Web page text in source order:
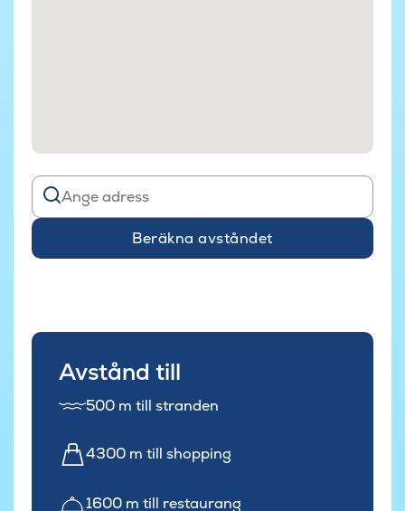
Beräkna avståndet
Avstånd till
500 m till stranden
4300 m till shopping
1600 m till restaurang